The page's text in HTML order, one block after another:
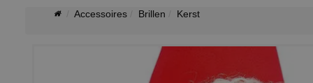
Accessoires Brillen Kerst